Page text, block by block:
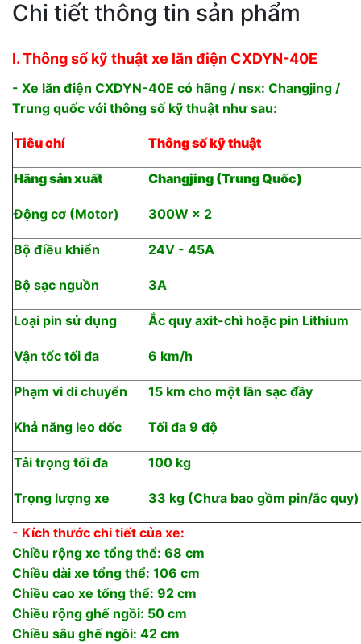
Chi tiết thông tin sản phẩm
I. Thông số kỹ thuật xe lăn điện CXDYN-40E
- Xe lăn điện CXDYN-40E có hãng / nsx: Changjing /
Trung quốc với thông số kỹ thuật như sau:
Tiêu chí Thông số kỹ thuật
Hãng sản xuất Changjing (Trung Quốc)
Động cơ (Motor) 300W × 2
Bộ điều khiển 24V - 45A
Bộ sạc nguồn 3A
Loại pin sử dụng Ắc quy axit-chì hoặc pin Lithium
Vận tốc tối đa 6 km/h
Phạm vi di chuyển 15 km cho một lần sạc đầy
Khả năng leo dốc Tối đa 9 độ
Tải trọng tối đa 100 kg
Trọng lượng xe 33 kg (Chưa bao gồm pin/ắc quy)
- Kích thước chi tiết của xe:
Chiều rộng xe tổng thể: 68 cm
Chiều dài xe tổng thể: 106 cm
Chiều cao xe tổng thể: 92 cm
Chiều rộng ghế ngồi: 50 cm
Chiều sâu ghế ngồi: 42 cm